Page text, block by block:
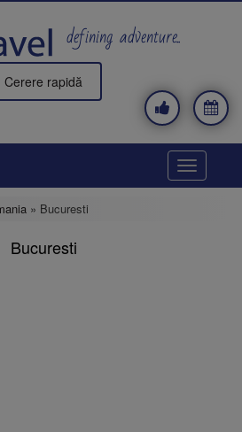
defining adventure..
Cerere rapidă
Toggle
» Bucuresti
Bucuresti